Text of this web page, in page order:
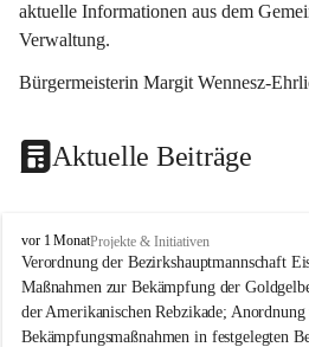
aktuelle Informationen aus dem
Verwaltung.
Bürgermeisterin Margit Wennesz-
Aktuelle Beiträge
O
s
l
i
p
vor 1 MonatProjekte & Initiativen
Verordnung der Bezirkshauptmannschaft
Maßnahmen zur Bekämpfung der
der Amerikanischen Rebzikade;
Bekämpfungsmaßnahmen in festgelegten